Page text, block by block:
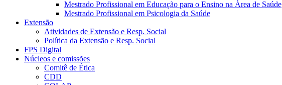
Mestrado Profissional em Educação para o Ensino na Área de Saúde
Mestrado Profissional em Psicologia da Saúde
Extensão
Atividades de Extensão e Resp. Social
Política da Extensão e Resp. Social
FPS Digital
Núcleos e comissões
Comitê de Ética
CDD